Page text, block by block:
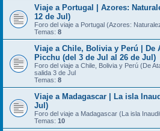
Viaje a Portugal | Azores:
12 de Jul)
Foro del viaje a Portugal (Azores:
Temas: 8
Viaje a Chile, Bolivia y Perú | De
Picchu (del 3 de Jul al 26 de Jul)
Foro del viaje a Chile, Bolivia y Perú (De
salida 3 de Jul
Temas: 8
Viaje a Madagascar | La isla
Jul)
Foro del viaje a Madagascar (La isla
Temas: 10